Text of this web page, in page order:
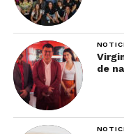
Dónde:
de